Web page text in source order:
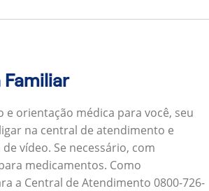
Familiar
e orientação médica para você, seu
na central de atendimento e
vídeo. Se necessário, com
medicamentos. Como
a Central de Atendimento 0800-726-